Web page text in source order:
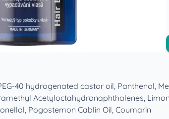
40 hydrogenated castor oil, Panthenol,
Acetyloctahydronaphthalenes,
Pogostemon Cablin Oil, Coumarin